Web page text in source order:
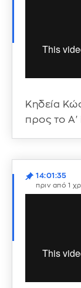
Κηδεία
προς το Α'
14:01:35
πριν από 1